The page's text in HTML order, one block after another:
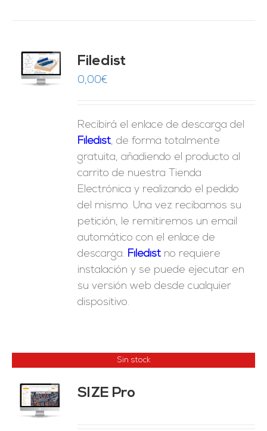
Filedist
0,00€
Recibirá el enlace de descarga del
Filedist, de forma totalmente
gratuita, añadiendo el producto al
carrito de nuestra Tienda
Electrónica y realizando el pedido
del mismo. Una vez recibamos su
petición, le remitiremos un email
automático con el enlace de
descarga. Filedist no requiere
instalación y se puede ejecutar en
su versión web desde cualquier
dispositivo.
Sin stock
SIZE Pro